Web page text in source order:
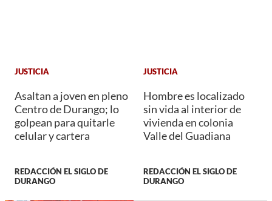
JUSTICIA
Asaltan a joven en pleno
Centro de Durango; lo
golpean para quitarle
celular y cartera
REDACCIÓN EL SIGLO DE
DURANGO
JUSTICIA
Hombre es localizado
sin vida al interior de
vivienda en colonia
Valle del Guadiana
REDACCIÓN EL SIGLO DE
DURANGO